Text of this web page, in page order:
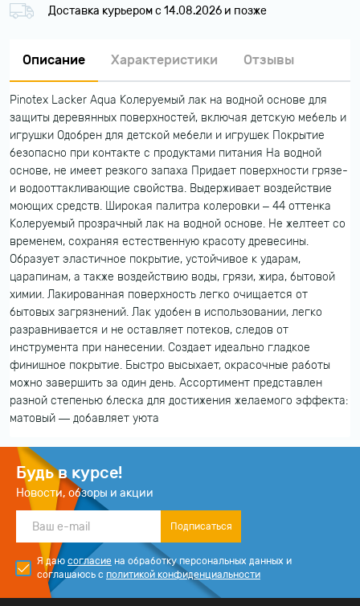
Доставка курьером c 14.08.2026 и позже
Описание Характеристики Отзывы
Pinotex Lacker Aqua Колеруемый лак на водной основе для
защиты деревянных поверхностей, включая детскую мебель и
игрушки Одобрен для детской мебели и игрушек Покрытие
безопасно при контакте с продуктами питания На водной
основе, не имеет резкого запаха Придает поверхности грязе-
и водооттакливающие свойства. Выдерживает воздействие
моющих средств. Широкая палитра колеровки – 44 оттенка
Колеруемый прозрачный лак на водной основе. Не желтеет со
временем, сохраняя естественную красоту древесины.
Образует эластичное покрытие, устойчивое к ударам,
царапинам, а также воздействию воды, грязи, жира, бытовой
химии. Лакированная поверхность легко очищается от
бытовых загрязнений. Лак удобен в использовании, легко
разравнивается и не оставляет потеков, следов от
инструмента при нанесении. Создает идеально гладкое
финишное покрытие. Быстро высыхает, окрасочные работы
можно завершить за один день. Ассортимент представлен
разной степенью блеска для достижения желаемого эффекта:
матовый — добавляет уюта
Будь в курсе!
Новости, обзоры и акции
Подписаться
Я даю согласие на обработку персональных данных и
соглашаюсь с политикой конфиденциальности